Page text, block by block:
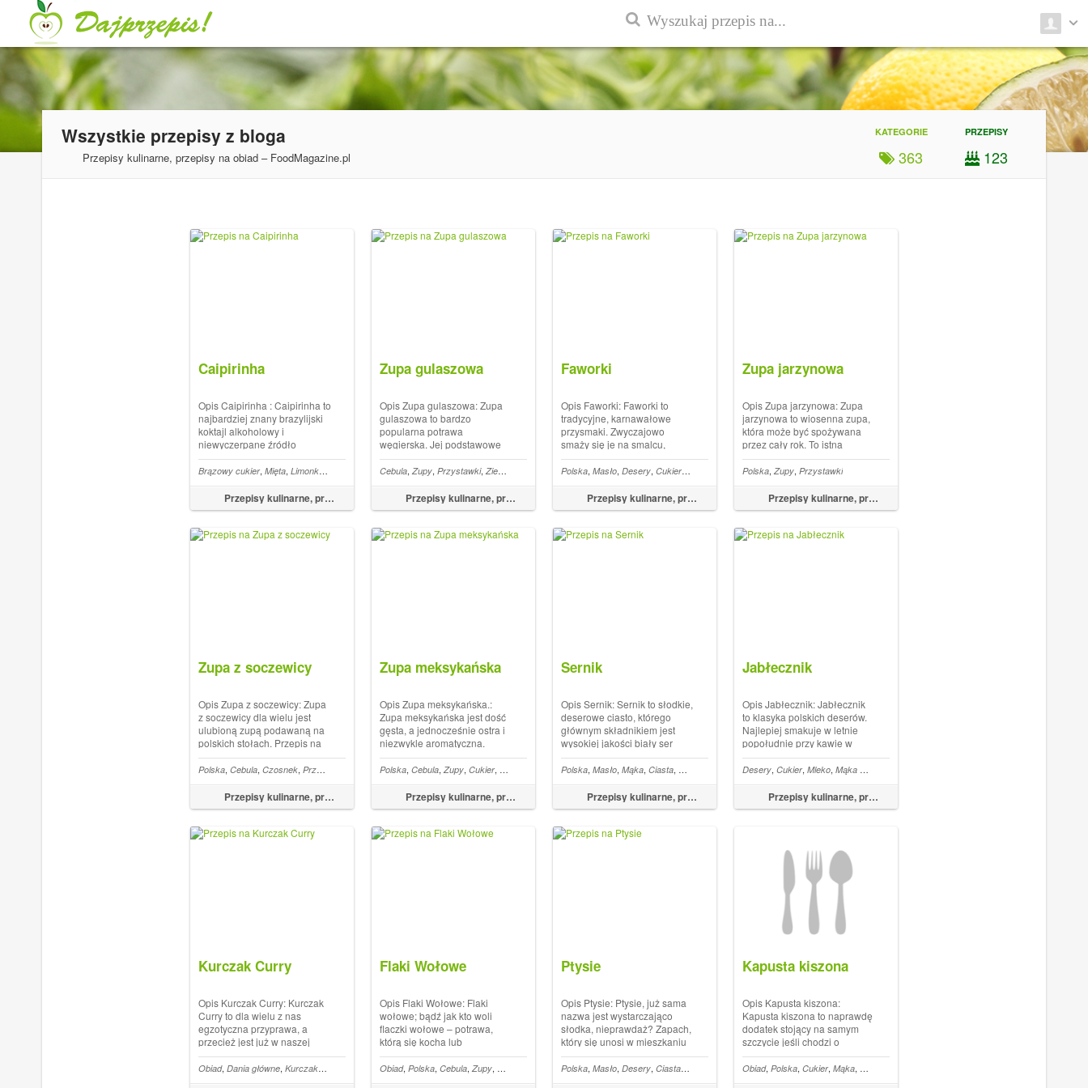
Wszystkie przepisy z bloga
Przepisy kulinarne, przepisy na obiad – FoodMagazine.pl
PRZEPISY
123
KATEGORIE
363
Caipirinha
Opis Caipirinha : Caipirinha to
najbardziej znany brazylijski
koktajl alkoholowy i
niewyczerpane źródło
brazylijskiej dumy narodowej.
Opierający się na trzech
podstawowych składnikach,
drink ten jest niezwykle prosty
w przygotowaniu. Świeże
Przepisy kulinarne, przepisy na obiad – FoodMagazine.pl
Brązowy cukier, Mięta, Limonka , Caipirinha
Zupa gulaszowa
Opis Zupa gulaszowa: Zupa
gulaszowa to bardzo
popularna potrawa
węgierska. Jej podstawowe
składniki to zwykle mięso,
cebula i papryka. Można ją
różnie przyrządzać i
doprawiać, może być ostra
lub łagodna w smaku, z
W każdej ...
Przepisy kulinarne, przepisy na obiad – FoodMagazine.pl
Cebula, Zupy, Przystawki, Ziemniaki Chili,Liście laurowe
Faworki
Opis Faworki: Faworki to
tradycyjne, karnawałowe
przysmaki. Zwyczajowo
smaży się je na smalcu,
chociaż można na oleju, oleju
kokosowym. Zasadą jest
używanie jednego gatunku
tłuszczu w takiej ilości, by
wkładane faworki mogły
Przepisy kulinarne, przepisy na obiad – FoodMagazine.pl
Polska, Masło, Desery, Cukier,Mąka Naleśniki
Zupa jarzynowa
Opis Zupa jarzynowa: Zupa
jarzynowa to wiosenna zupa,
która może być spożywana
przez cały rok. To istna
skarbnica witamin i
minerałów, które są zawarte w
warzywach i bulionie. Zupa
jarzynowa znacznie lepiej
smakuje jeśli jest wykonana z
Przepisy kulinarne, przepisy na obiad – FoodMagazine.pl
Polska, Zupy, Przystawki
Zupa z soczewicy
Opis Zupa z soczewicy: Zupa
z soczewicy dla wielu jest
ulubioną zupą podawaną na
polskich stołach. Przepis na
zupę z soczewicy jest prosty,
a poza tym smakuje
wszystkim członkom rodziny.
Pamiętaj, że dziecko również
się nią zajada, co wcale nie
Przepisy kulinarne, przepisy na obiad – FoodMagazine.pl
Polska, Cebula, Czosnek, Przystawki Bulion warzywny,Koncentrat pomidorowy Masło klarowne,śmietanka słodka Soczewica
Zupa meksykańska
Opis Zupa meksykańska.:
Zupa meksykańska jest dość
gęsta, a jednocześnie ostra i
niezwykle aromatyczna.
Delektują się nią osoby nie
przepadające jednak za
popularnymi paprykowymi
smakami. Osoby tworzące
przepis na jedną porcję
Przepisy kulinarne, przepisy na obiad – FoodMagazine.pl
Polska, Cebula, Zupy, Cukier, Przystawki Chili,Bulion warzywny,Przecier pomidorowy Meksykańska,Cheddar,Mielone Pomidory z puszki
Sernik
Opis Sernik: Sernik to słodkie,
deserowe ciasto, którego
głównym składnikiem jest
wysokiej jakości biały ser
oraz bakalie. Ale to ciasto jest
zdecydowanie czymś więcej
niż suchą definicją. Sernik
kojarzy się z czymś
rozpływającym się w ustach, z
Przepisy kulinarne, przepisy na obiad – FoodMagazine.pl
Polska, Masło, Mąka, Ciasta, Cukier wanilinowy
Jabłecznik
Opis Jabłecznik: Jabłecznik
to klasyka polskich deserów.
Najlepiej smakuje w letnie
popołudnie przy kawie w
ogrodzie. Jabłecznik króluje
na naszych stołach podczas
uroczystości rodzinnych, świąt
bądź w niedzielny dzień
lenistwa. Nie należy
Przepisy kulinarne, przepisy na obiad – FoodMagazine.pl
Desery, Cukier, Mleko, Mąka pszenna
Kurczak Curry
Opis Kurczak Curry: Kurczak
Curry to dla wielu z nas
egzotyczna przyprawa, a
przecież jest już w naszej
polskiej kuchni bardzo
popularną przyprawą
dodającą niezwykłego
Obiad, Dania główne, Kurczak,Papryka Tajska,Curry
Flaki Wołowe
Opis Flaki Wołowe: Flaki
wołowe; bądź jak kto woli
flaczki wołowe – potrawa,
którą się kocha lub
nienawidzi. Trzeba bowiem
sobie jasno powiedzieć, że
flaki to nic innego jak żołądki,
Obiad, Polska, Cebula, Zupy, Marchewka Papryka,Flaki Wołowe
Ptysie
Opis Ptysie: Ptysie, już sama
nazwa jest wystarczająco
słodka, nieprawdaż? Zapach,
który się unosi w mieszkaniu
jest jak aromat beztroski,
słodkiej chwili, której się
oddasz niebawem a przed
Polska, Masło, Desery, Ciasta,Ptysie
Kapusta kiszona
Opis Kapusta kiszona:
Kapusta kiszona to naprawdę
dodatek stojący na samym
szczycie jeśli chodzi o
naprawdę zdrowie i odżywczą
bombę zdrowia, która działa
przeciwwirusowo,
Obiad, Polska, Cukier, Mąka, Mleko